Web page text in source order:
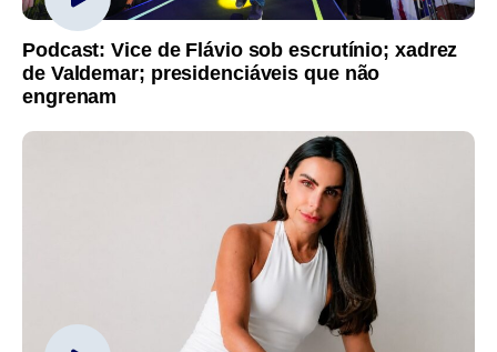
Podcast: Vice de Flávio sob escrutínio; xadrez
de Valdemar; presidenciáveis que não
engrenam